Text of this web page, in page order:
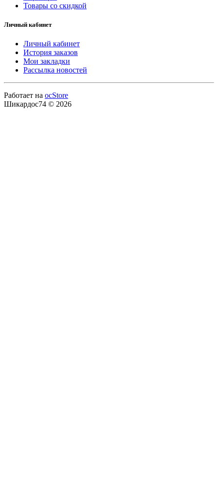
Товары со скидкой
Личный кабинет
Личный кабинет
История заказов
Мои закладки
Рассылка новостей
Работает на ocStore
Шикардос74 © 2026